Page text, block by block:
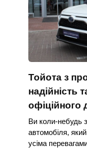
Тойота з
надійність
офіційного
Ви коли-небудь
автомобіля,
усіма